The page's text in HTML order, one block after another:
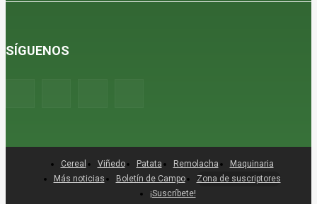
SÍGUENOS
Cereal Viñedo Patata Remolacha
Maquinaria
Más noticias
Boletín de Campo
Zona de suscriptores
¡Suscríbete!